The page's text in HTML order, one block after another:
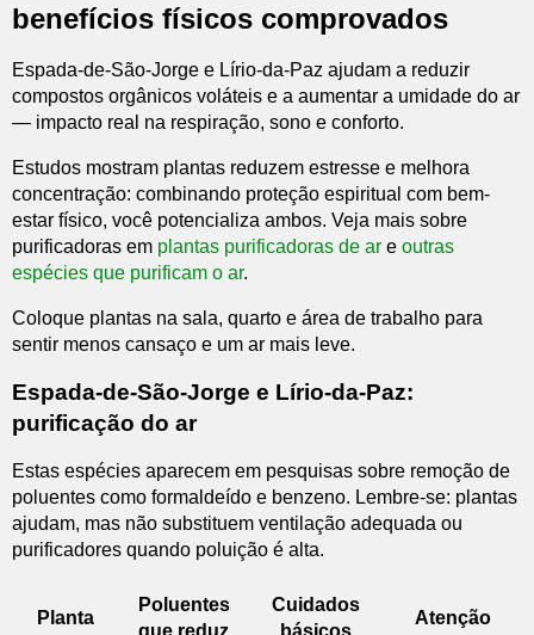
benefícios físicos comprovados
Espada-de-São-Jorge e Lírio-da-Paz ajudam a reduzir
compostos orgânicos voláteis e a aumentar a umidade do ar
— impacto real na respiração, sono e conforto.
Estudos mostram plantas reduzem estresse e melhora
concentração: combinando proteção espiritual com bem-
estar físico, você potencializa ambos. Veja mais sobre
purificadoras em plantas purificadoras de ar e outras
espécies que purificam o ar.
Coloque plantas na sala, quarto e área de trabalho para
sentir menos cansaço e um ar mais leve.
Espada-de-São-Jorge e Lírio-da-Paz:
purificação do ar
Estas espécies aparecem em pesquisas sobre remoção de
poluentes como formaldeído e benzeno. Lembre-se: plantas
ajudam, mas não substituem ventilação adequada ou
purificadores quando poluição é alta.
Planta
Poluentes
que reduz
Cuidados
básicos
Atenção